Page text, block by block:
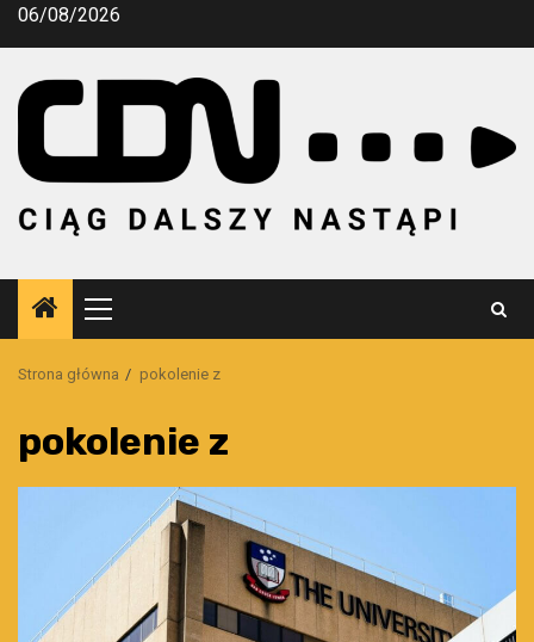
Przejdź
06/08/2026
Menu
główne
Strona główna pokolenie z
pokolenie z